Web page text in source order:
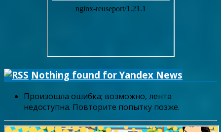
Nothing found for Yandex News
Произошла ошибка; возможно, лента
недоступна. Повторите попытку позже.